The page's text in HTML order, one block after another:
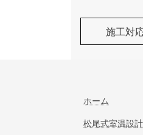
施工対
ホーム
松尾式室温設計